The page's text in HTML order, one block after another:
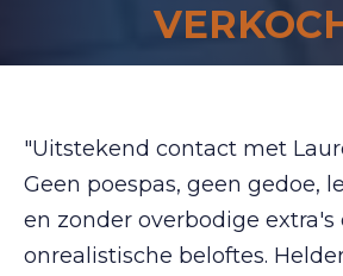
"Uitstekend contact met
Geen poespas, geen gedoe,
en zonder overbodige extra's
onrealistische beloftes.